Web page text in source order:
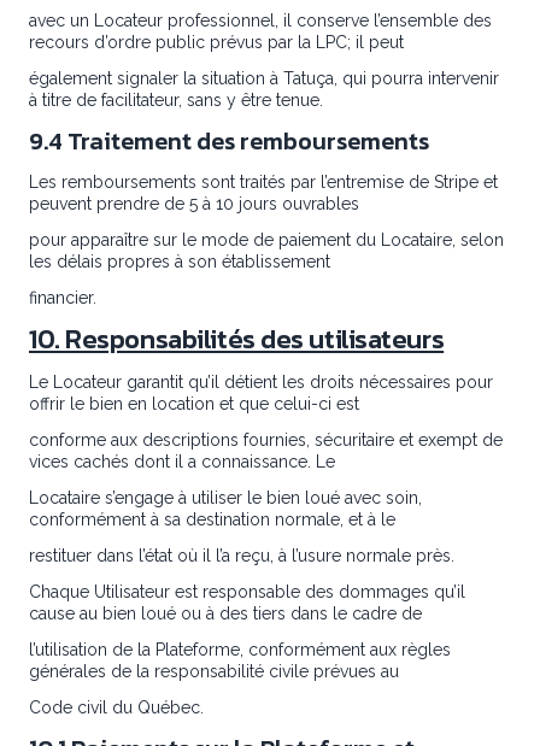
avec un Locateur professionnel, il conserve l’ensemble des
recours d’ordre public prévus par la LPC; il peut
également signaler la situation à Tatuça, qui pourra intervenir
à titre de facilitateur, sans y être tenue.
9.4 Traitement des remboursements
Les remboursements sont traités par l’entremise de Stripe et
peuvent prendre de 5 à 10 jours ouvrables
pour apparaître sur le mode de paiement du Locataire, selon
les délais propres à son établissement
financier.
10. Responsabilités des utilisateurs
Le Locateur garantit qu’il détient les droits nécessaires pour
offrir le bien en location et que celui-ci est
conforme aux descriptions fournies, sécuritaire et exempt de
vices cachés dont il a connaissance. Le
Locataire s’engage à utiliser le bien loué avec soin,
conformément à sa destination normale, et à le
restituer dans l’état où il l’a reçu, à l’usure normale près.
Chaque Utilisateur est responsable des dommages qu’il
cause au bien loué ou à des tiers dans le cadre de
l’utilisation de la Plateforme, conformément aux règles
générales de la responsabilité civile prévues au
Code civil du Québec.